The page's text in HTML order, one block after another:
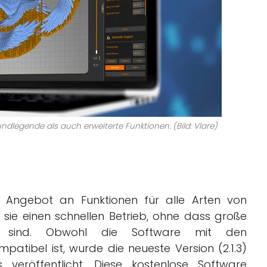
als auch erweiterte Funktionen. (Bild: Vlare)
an Funktionen für alle Arten von
einen schnellen Betrieb, ohne dass große
sind. Obwohl die Software mit den
ist, wurde die neueste Version (2.1.3)